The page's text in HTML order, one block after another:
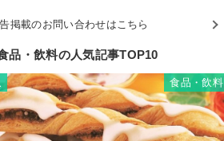
掲載のお問い合わせはこちら
品・飲料の人気記事TOP10
食品・飲料